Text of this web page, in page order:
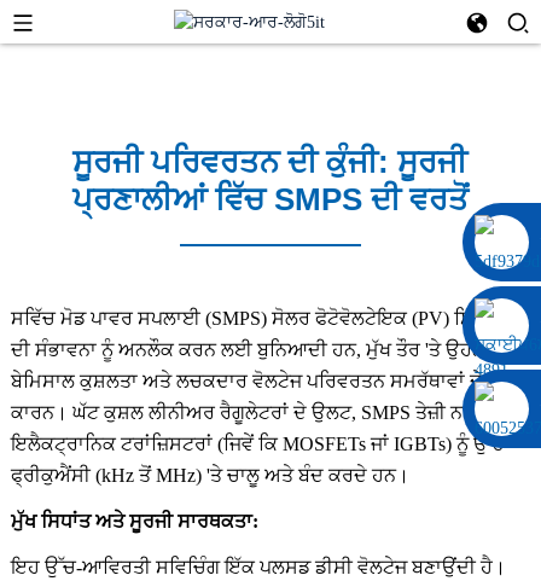
ਸੂਰਜੀ ਪਰਿਵਰਤਨ ਦੀ ਕੁੰਜੀ: ਸੂਰਜੀ
ਪ੍ਰਣਾਲੀਆਂ ਵਿੱਚ SMPS ਦੀ ਵਰਤੋਂ
ਸਵਿੱਚ ਮੋਡ ਪਾਵਰ ਸਪਲਾਈ (SMPS) ਸੋਲਰ ਫੋਟੋਵੋਲਟੇਇਕ (PV) ਸਿਸਟਮਾਂ
ਦੀ ਸੰਭਾਵਨਾ ਨੂੰ ਅਨਲੌਕ ਕਰਨ ਲਈ ਬੁਨਿਆਦੀ ਹਨ, ਮੁੱਖ ਤੌਰ 'ਤੇ ਉਹਨਾਂ ਦੀ
ਬੇਮਿਸਾਲ ਕੁਸ਼ਲਤਾ ਅਤੇ ਲਚਕਦਾਰ ਵੋਲਟੇਜ ਪਰਿਵਰਤਨ ਸਮਰੱਥਾਵਾਂ ਦੇ
ਕਾਰਨ। ਘੱਟ ਕੁਸ਼ਲ ਲੀਨੀਅਰ ਰੈਗੂਲੇਟਰਾਂ ਦੇ ਉਲਟ, SMPS ਤੇਜ਼ੀ ਨਾਲ ਪਾਵਰ
ਇਲੈਕਟ੍ਰਾਨਿਕ ਟਰਾਂਜ਼ਿਸਟਰਾਂ (ਜਿਵੇਂ ਕਿ MOSFETs ਜਾਂ IGBTs) ਨੂੰ ਉੱਚ
ਫ੍ਰੀਕੁਐਂਸੀ (kHz ਤੋਂ MHz) 'ਤੇ ਚਾਲੂ ਅਤੇ ਬੰਦ ਕਰਦੇ ਹਨ।
ਮੁੱਖ ਸਿਧਾਂਤ ਅਤੇ ਸੂਰਜੀ ਸਾਰਥਕਤਾ:
ਇਹ ਉੱਚ-ਆਵਿਰਤੀ ਸਵਿਚਿੰਗ ਇੱਕ ਪਲਸਡ ਡੀਸੀ ਵੋਲਟੇਜ ਬਣਾਉਂਦੀ ਹੈ।